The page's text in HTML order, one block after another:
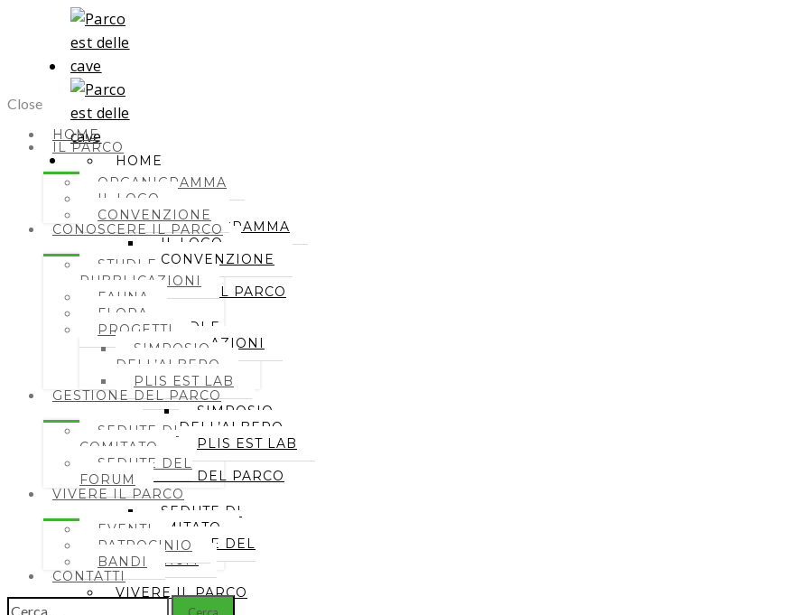
HOME
IL PARCO
ORGANIGRAMMA
IL LOGO
CONVENZIONE
CONOSCERE IL PARCO
STUDI E
PUBBLICAZIONI
FAUNA
FLORA
PROGETTI
SIMPOSIO
DELL’ALBERO
PLIS EST LAB
GESTIONE DEL PARCO
SEDUTE DI
COMITATO
SEDUTE DEL
FORUM
VIVERE IL PARCO
Close
HOME
IL PARCO
ORGANIGRAMMA
IL LOGO
CONVENZIONE
CONOSCERE IL PARCO
STUDI E
PUBBLICAZIONI
FAUNA
FLORA
PROGETTI
SIMPOSIO
DELL’ALBERO
PLIS EST LAB
GESTIONE DEL PARCO
SEDUTE DI
COMITATO
SEDUTE DEL
FORUM
VIVERE IL PARCO
EVENTI
PATROCINIO
BANDI
CONTATTI
Ricerca